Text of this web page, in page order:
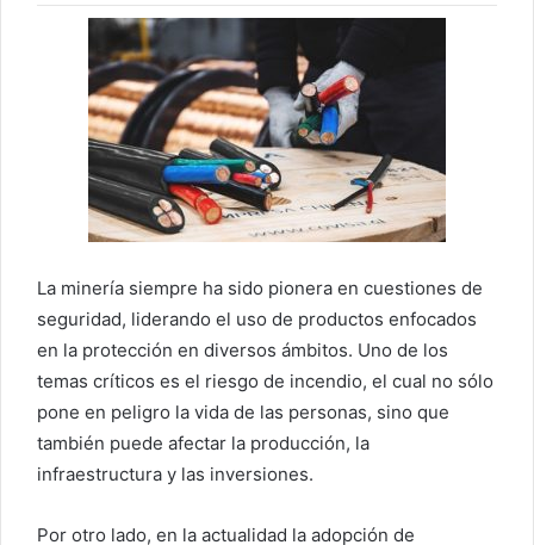
La minería siempre ha sido pionera en cuestiones de
seguridad, liderando el uso de productos enfocados
en la protección en diversos ámbitos. Uno de los
temas críticos es el riesgo de incendio, el cual no sólo
pone en peligro la vida de las personas, sino que
también puede afectar la producción, la
infraestructura y las inversiones.
Por otro lado, en la actualidad la adopción de